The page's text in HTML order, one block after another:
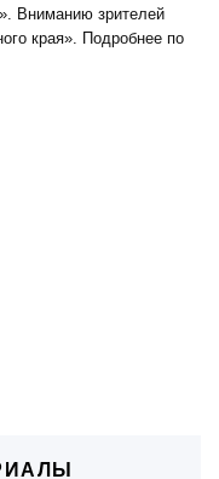
Вниманию зрителей
края».
Подробнее по